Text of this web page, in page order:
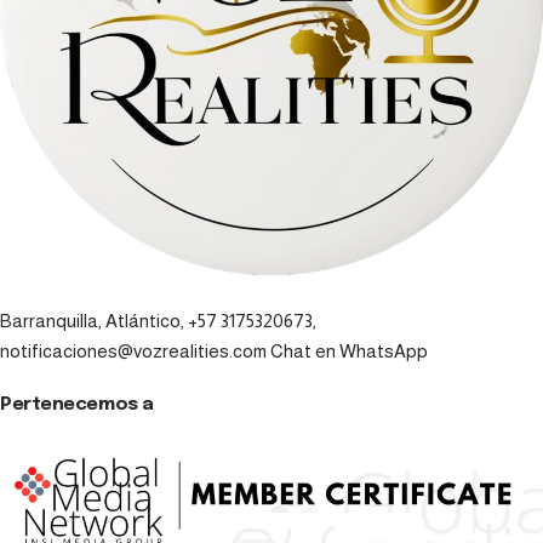
Barranquilla, Atlántico, +57 3175320673,
notificaciones@vozrealities.com Chat en WhatsApp
Pertenecemos a